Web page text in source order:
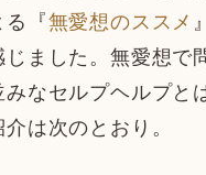
る『無愛想のススメ
じました。無愛想
みなセルプヘルプと
は次のとおり。